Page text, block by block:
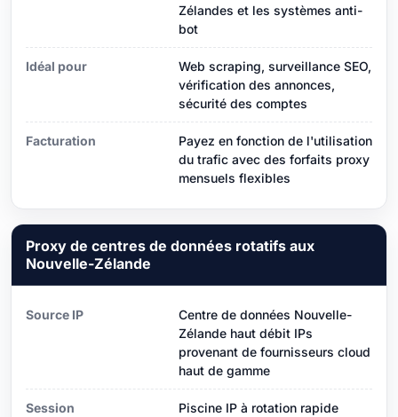
Zélandes et les systèmes anti-
bot
Idéal pour
Web scraping, surveillance SEO,
vérification des annonces,
sécurité des comptes
Facturation
Payez en fonction de l'utilisation
du trafic avec des forfaits proxy
mensuels flexibles
Proxy de centres de données rotatifs aux
Nouvelle-Zélande
Source IP
Centre de données Nouvelle-
Zélande haut débit IPs
provenant de fournisseurs cloud
haut de gamme
Session Piscine IP à rotation rapide